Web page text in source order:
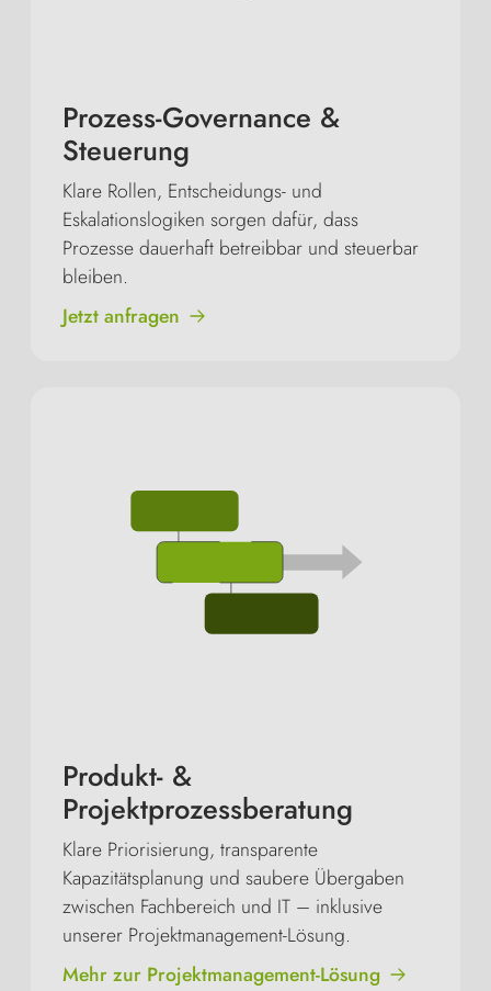
Prozess-Governance &
Steuerung
Klare Rollen, Entscheidungs- und
Eskalationslogiken sorgen dafür, dass
Prozesse dauerhaft betreibbar und steuerbar
bleiben.
Jetzt anfragen
Produkt- &
Projektprozessberatung
Klare Priorisierung, transparente
Kapazitätsplanung und saubere Übergaben
zwischen Fachbereich und IT – inklusive
unserer Projektmanagement-Lösung.
Mehr zur Projektmanagement-Lösung